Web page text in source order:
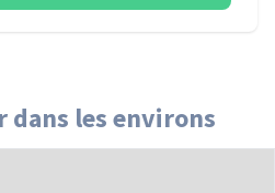
dans les environs